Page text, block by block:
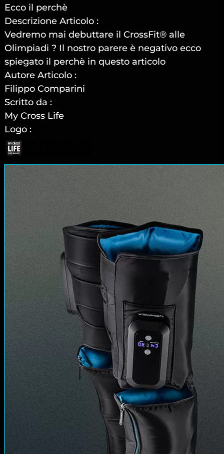
Ecco il perchè
Descrizione Articolo :
Vedremo mai debuttare il CrossFit® alle
Olimpiadi ? Il nostro parere è negativo ecco
spiegato il perchè in questo articolo
Autore Articolo :
Filippo Comparini
Scritto da :
My Cross Life
Logo :